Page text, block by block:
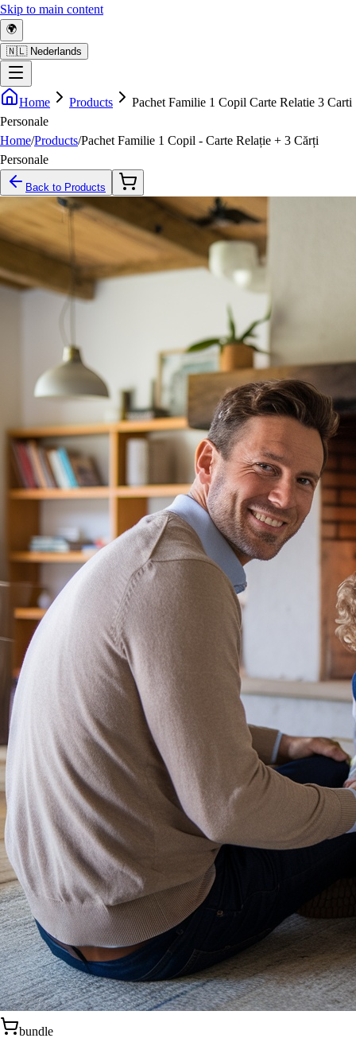
Skip to main content
🌍
🇳🇱 Nederlands
Home Products
Pachet Familie 1 Copil Carte Relatie 3 Carti
Personale
Home/Products/Pachet Familie 1 Copil - Carte Relație + 3 Cărți
Personale
Back to Products
bundle